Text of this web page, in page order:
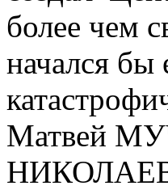
более чем
начался
Матвей